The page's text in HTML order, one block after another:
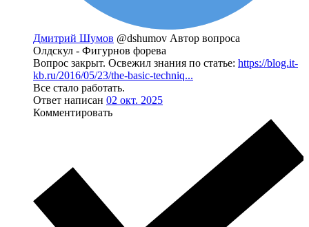
Дмитрий Шумов @dshumov Автор вопроса
Олдскул - Фигурнов форева
Вопрос закрыт. Освежил знания по статье: https://blog.it-
kb.ru/2016/05/23/the-basic-techniq...
Все стало работать.
Ответ написан 02 окт. 2025
Комментировать